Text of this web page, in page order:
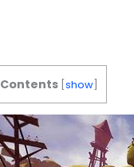
Contents [show